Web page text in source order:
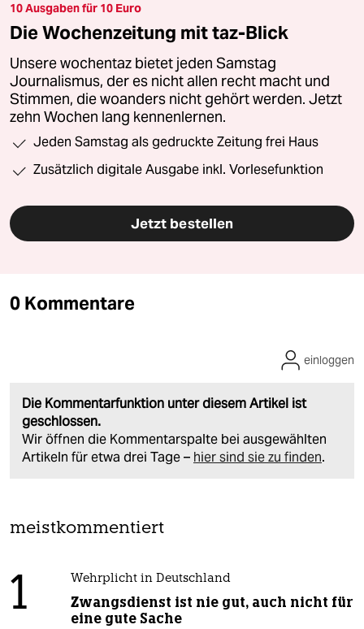
10 Ausgaben für 10 Euro
Die Wochenzeitung mit taz-Blick
Unsere wochentaz bietet jeden Samstag
Journalismus, der es nicht allen recht macht und
Stimmen, die woanders nicht gehört werden. Jetzt
zehn Wochen lang kennenlernen.
Jeden Samstag als gedruckte Zeitung frei Haus
Zusätzlich digitale Ausgabe inkl. Vorlesefunktion
Jetzt bestellen
0 Kommentare
Die Kommentarfunktion unter diesem Artikel ist
geschlossen.
Wir öffnen die Kommentarspalte bei ausgewählten
Artikeln für etwa drei Tage – hier sind sie zu finden.
einloggen
meistkommentiert
1 Wehrplicht in Deutschland
Zwangsdienst ist nie gut, auch nicht für
eine gute Sache